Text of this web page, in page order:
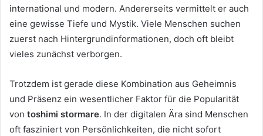
international und modern. Andererseits vermittelt er auch
eine gewisse Tiefe und Mystik. Viele Menschen suchen
zuerst nach Hintergrundinformationen, doch oft bleibt
vieles zunächst verborgen.
Trotzdem ist gerade diese Kombination aus Geheimnis
und Präsenz ein wesentlicher Faktor für die Popularität
von toshimi stormare. In der digitalen Ära sind Menschen
oft fasziniert von Persönlichkeiten, die nicht sofort